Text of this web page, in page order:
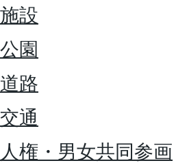
施設
公園
道路
交通
人権・男女共同参画